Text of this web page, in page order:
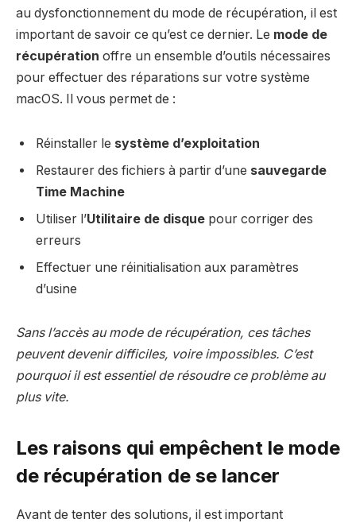
au dysfonctionnement du mode de récupération, il est
important de savoir ce qu’est ce dernier. Le mode de
récupération offre un ensemble d’outils nécessaires
pour effectuer des réparations sur votre système
macOS. Il vous permet de :
Réinstaller le système d’exploitation
Restaurer des fichiers à partir d’une sauvegarde
Time Machine
Utiliser l’Utilitaire de disque pour corriger des
erreurs
Effectuer une réinitialisation aux paramètres
d’usine
Sans l’accès au mode de récupération, ces tâches
peuvent devenir difficiles, voire impossibles. C’est
pourquoi il est essentiel de résoudre ce problème au
plus vite.
Les raisons qui empêchent le mode
de récupération de se lancer
Avant de tenter des solutions, il est important